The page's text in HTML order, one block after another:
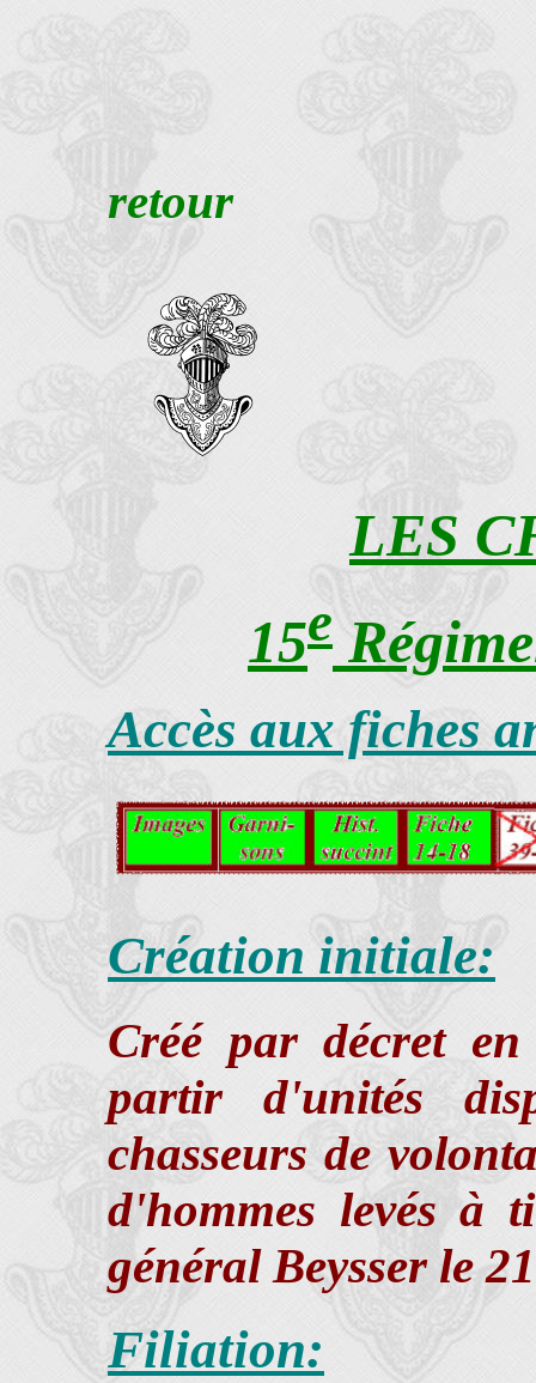
retour
LES
15e
Accès aux fiches
Création initiale:
Créé par décret
partir d'unités
chasseurs de
d'hommes levés à
général Beysser le
Filiation: